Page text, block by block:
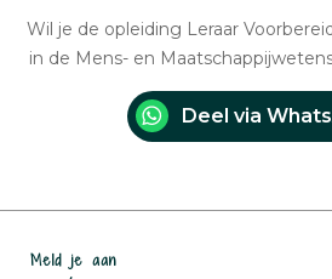
Wil je de opleiding Leraar
in de Mens- en
Deel via
Meld je aan